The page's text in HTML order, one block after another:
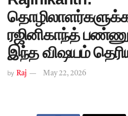
ரஜினிகாந்த்
இந்த விஷயம்
by Raj May 22, 2026